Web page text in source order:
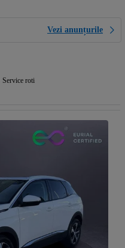
Vezi anunțurile
Service roti